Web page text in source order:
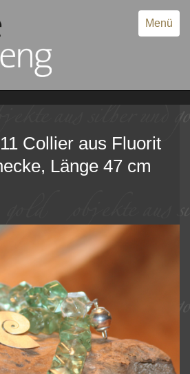
Menü
Collier aus Fluorit
Länge 47 cm